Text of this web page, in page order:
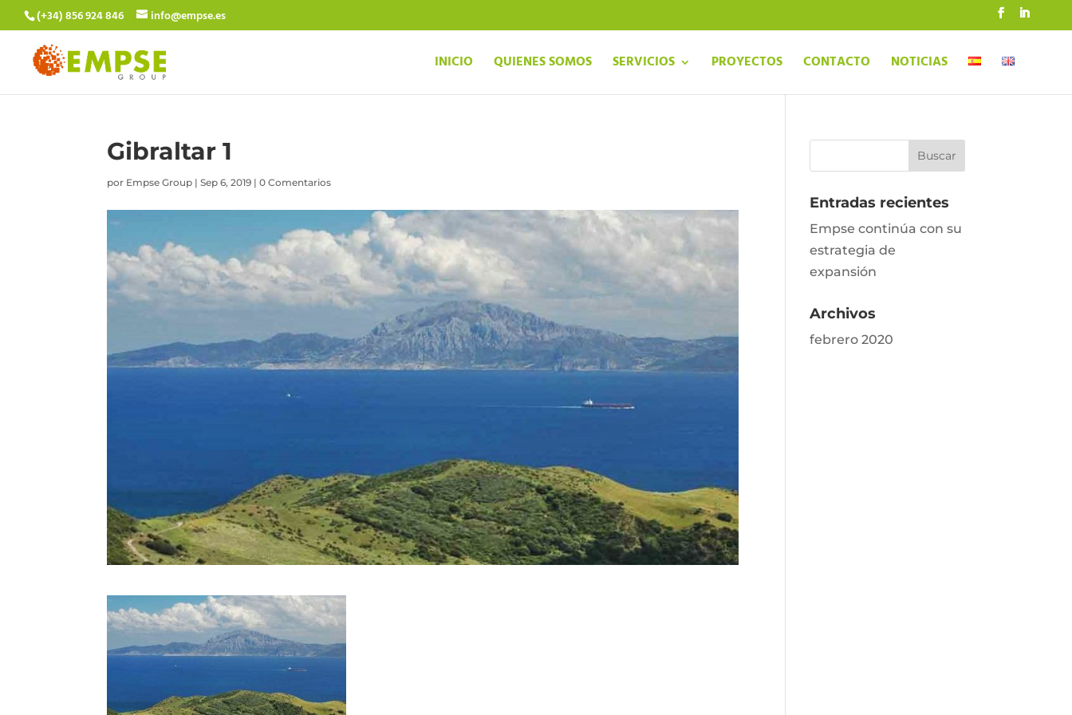
(+34) 856 924 846 info@empse.es
INICIO QUIENES SOMOS SERVICIOS PROYECTOS CONTACTO NOTICIAS
Gibraltar 1
por Empse Group |Sep 6, 2019 |0 Comentarios
Entradas recientes
Empse continúa con su
estrategia de
expansión
Archivos
febrero 2020